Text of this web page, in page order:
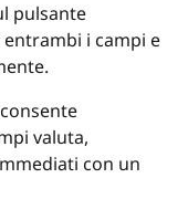
pulsante
entrambi i campi e
valuta,
con un